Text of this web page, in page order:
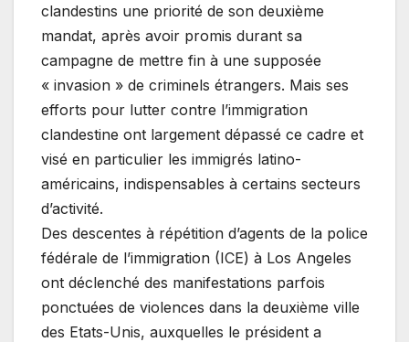
clandestins une priorité de son deuxième
mandat, après avoir promis durant sa
campagne de mettre fin à une supposée
« invasion » de criminels étrangers. Mais ses
efforts pour lutter contre l’immigration
clandestine ont largement dépassé ce cadre et
visé en particulier les immigrés latino-
américains, indispensables à certains secteurs
d’activité.
Des descentes à répétition d’agents de la police
fédérale de l’immigration (ICE) à Los Angeles
ont déclenché des manifestations parfois
ponctuées de violences dans la deuxième ville
des Etats-Unis, auxquelles le président a